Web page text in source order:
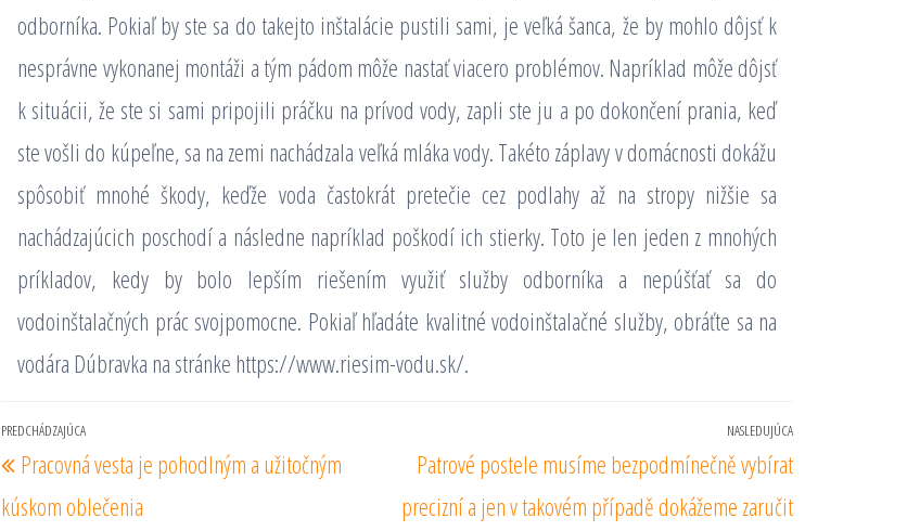
odborníka. Pokiaľ by ste sa do takejto inštalácie pustili sami, je veľká šanca, že by mohlo dôjsť k
nesprávne vykonanej montáži a tým pádom môže nastať viacero problémov. Napríklad môže dôjsť
k situácii, že ste si sami pripojili práčku na prívod vody, zapli ste ju a po dokončení prania, keď
ste vošli do kúpeľne, sa na zemi nachádzala veľká mláka vody. Takéto záplavy v domácnosti dokážu
spôsobiť mnohé škody, keďže voda častokrát pretečie cez podlahy až na stropy nižšie sa
nachádzajúcich poschodí a následne napríklad poškodí ich stierky. Toto je len jeden z mnohých
príkladov, kedy by bolo lepším riešením využiť služby odborníka a nepúšťať sa do
vodoinštalačných prác svojpomocne. Pokiaľ hľadáte kvalitné vodoinštalačné služby, obráťte sa na
vodára Dúbravka na stránke https://www.riesim-vodu.sk/.
Navigácia
v
článku
Predchádzajúci
príspevok
PREDCHÁDZAJÚCA
Pracovná vesta je pohodlným a užitočným
kúskom oblečenia
Nasledujúci
príspevok
NASLEDUJÚCA
Patrové postele musíme bezpodmínečně vybírat
precizní a jen v takovém případě dokážeme zaručit